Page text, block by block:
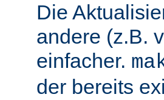
Die
andere (z.B.
einfacher.
der bereits